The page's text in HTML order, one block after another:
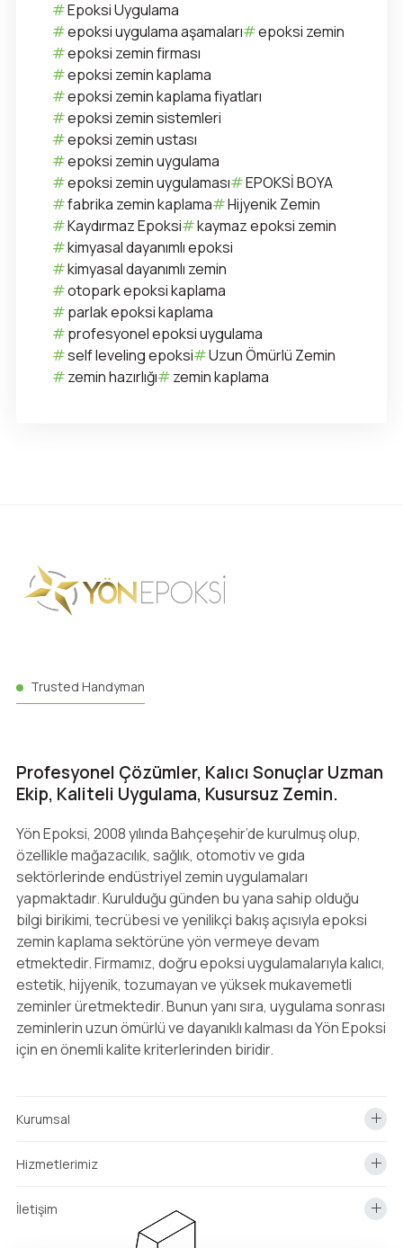
Epoksi Uygulama
epoksi uygulama aşamaları
epoksi zemin
epoksi zemin firması
epoksi zemin kaplama
epoksi zemin kaplama fiyatları
epoksi zemin sistemleri
epoksi zemin ustası
epoksi zemin uygulama
epoksi zemin uygulaması
EPOKSİ BOYA
fabrika zemin kaplama
Hijyenik Zemin
Kaydırmaz Epoksi
kaymaz epoksi zemin
kimyasal dayanımlı epoksi
kimyasal dayanımlı zemin
otopark epoksi kaplama
parlak epoksi kaplama
profesyonel epoksi uygulama
self leveling epoksi
Uzun Ömürlü Zemin
zemin hazırlığı
zemin kaplama
Trusted Handyman
Profesyonel Çözümler, Kalıcı Sonuçlar Uzman
Ekip, Kaliteli Uygulama, Kusursuz Zemin.
Yön Epoksi, 2008 yılında Bahçeşehir’de kurulmuş olup,
özellikle mağazacılık, sağlık, otomotiv ve gıda
sektörlerinde endüstriyel zemin uygulamaları
yapmaktadır. Kurulduğu günden bu yana sahip olduğu
bilgi birikimi, tecrübesi ve yenilikçi bakış açısıyla epoksi
zemin kaplama sektörüne yön vermeye devam
etmektedir. Firmamız, doğru epoksi uygulamalarıyla kalıcı,
estetik, hijyenik, tozumayan ve yüksek mukavemetli
zeminler üretmektedir. Bunun yanı sıra, uygulama sonrası
zeminlerin uzun ömürlü ve dayanıklı kalması da Yön Epoksi
için en önemli kalite kriterlerinden biridir.
Kurumsal
Hizmetlerimiz
İletişim